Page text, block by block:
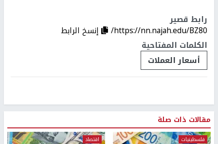
رابط قصير
https://nn.najah.edu/BZ80/
إنسخ الرابط
الكلمات المفتاحية
أسعار العملات
مقالات ذات صلة
فلسطينيات اقتصاد